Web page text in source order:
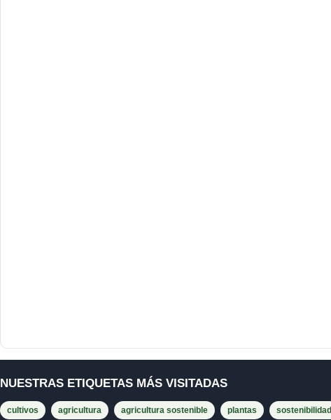
NUESTRAS ETIQUETAS MÁS VISITADAS
cultivos agricultura agricultura sostenible plantas sostenibilidad